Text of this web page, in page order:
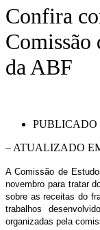
Confira
Comissão
da ABF
PUBLICADO
– ATUALIZADO
A Comissão de
novembro para tratar
sobre as receitas do
trabalhos
organizadas pela